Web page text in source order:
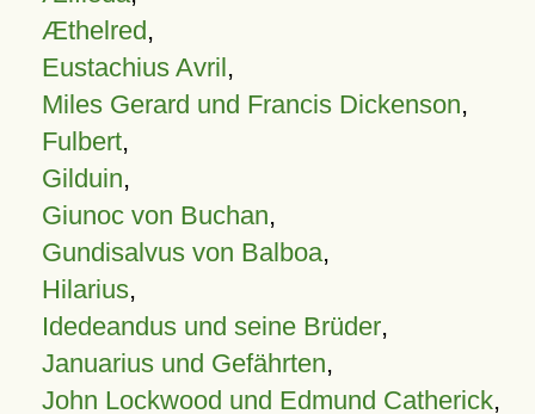
Æthelred,
Eustachius Avril,
Miles Gerard und Francis Dickenson,
Fulbert,
Gilduin,
Giunoc von Buchan,
Gundisalvus von Balboa,
Hilarius,
Idedeandus und seine Brüder,
Januarius und Gefährten,
John Lockwood und Edmund Catherick,